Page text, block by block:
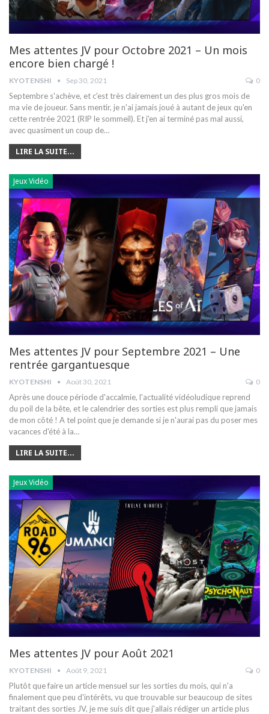
Mes attentes JV pour Octobre 2021 – Un mois
encore bien chargé !
KYOTENSHI Sep 30, 2021 0
Septembre s'achève, et c'est très clairement un des plus gros mois de
ma vie de joueur. Sans mentir, je n'ai jamais joué à autant de jeux qu'en
cette rentrée 2021 (RIP le sommeil). Et j'en ai terminé pas mal aussi,
avec quasiment un coup de…
LIRE LA SUITE...
Jeux Vidéo
Mes attentes JV pour Septembre 2021 – Une
rentrée gargantuesque
KYOTENSHI Août 30, 2021 0
Après une douce période d'accalmie, l'actualité vidéoludique reprend
du poil de la bête, et le calendrier des sorties est plus rempli que jamais
de mon côté ! A tel point que je demande si je n'aurai pas du poser mes
vacances d'été à la…
LIRE LA SUITE...
Jeux Vidéo
Mes attentes JV pour Août 2021
KYOTENSHI Août 9, 2021 0
Plutôt que faire un article mensuel sur les sorties du mois, qui n'a
finalement que peu d'intérêts, vu que trouvable sur beaucoup de sites
traitant des sorties JV, je me suis dit que j'allais rédiger un article plus